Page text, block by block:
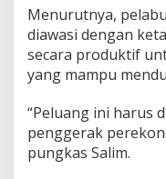
Menurutnya,
diawasi dengan
secara produktif
yang mampu
“Peluang ini harus
penggerak
pungkas Salim.